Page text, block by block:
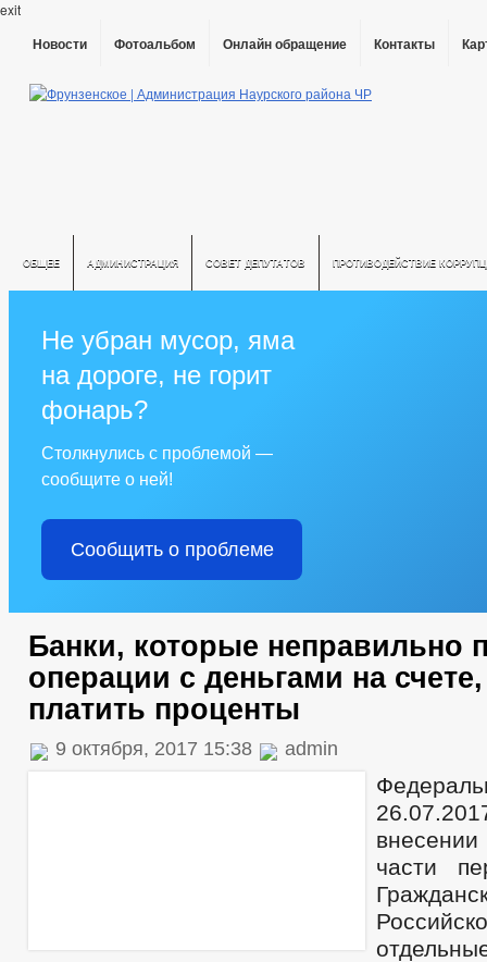
exit
Новости Фотоальбом Онлайн обращение Контакты
ОБЩЕЕ АДМИНИСТРАЦИЯ СОВЕТ ДЕПУТАТОВ ПРОТИВОДЕЙСТВИЕ
Не убран мусор, яма
на дороге, не горит
фонарь?
Столкнулись с проблемой —
сообщите о ней!
Сообщить о проблеме
Банки, которые неправильно
операции с деньгами на
платить проценты
9 октября, 2017 15:38 admin
части